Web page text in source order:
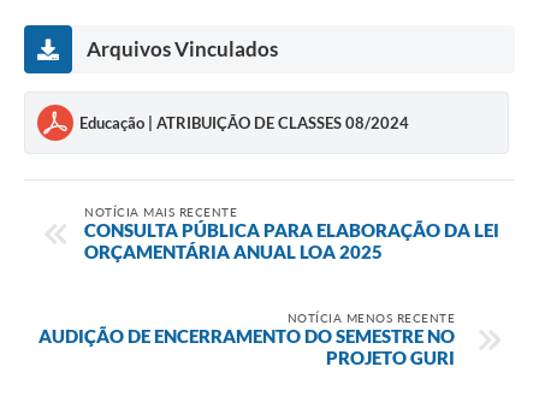
Arquivos Vinculados
Educação | ATRIBUIÇÃO DE CLASSES 08/2024
NOTÍCIA MAIS RECENTE
CONSULTA PÚBLICA PARA ELABORAÇÃO DA LEI
ORÇAMENTÁRIA ANUAL LOA 2025
NOTÍCIA MENOS RECENTE
AUDIÇÃO DE ENCERRAMENTO DO SEMESTRE NO
PROJETO GURI